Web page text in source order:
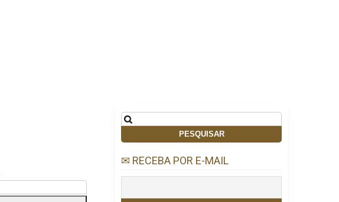
Pesquisar
por:
✉ RECEBA POR E-MAIL